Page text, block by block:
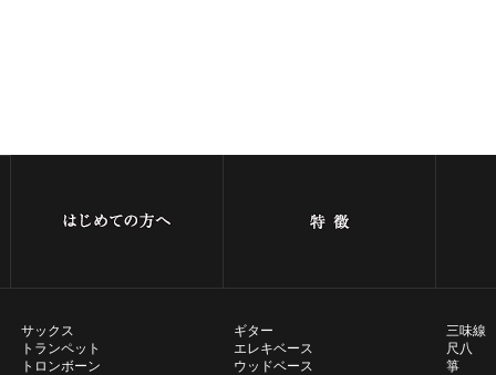
サックス
トランペット
トロンボーン
ギター
エレキベース
ウッドベース
三味線
尺八
箏